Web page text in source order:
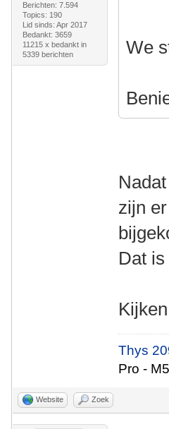
Berichten: 7.594
Topics: 190
Lid sinds: Apr 2017
Bedankt: 3659
11215 x bedankt in
5339 berichten
We
zijn
Dat
Thys
Pro -
Website Zoek